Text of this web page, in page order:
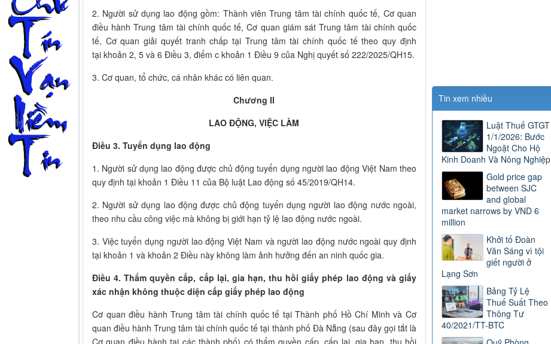
2. Người sử dụng lao động gồm: Thành viên Trung tâm tài chính quốc tế, Cơ quan
điều hành Trung tâm tài chính quốc tế, Cơ quan giám sát Trung tâm tài chính quốc
tế, Cơ quan giải quyết tranh chấp tại Trung tâm tài chính quốc tế theo quy định
tại khoản 2, 5 và 6 Điều 3, điểm c khoản 1 Điều 9 của Nghị quyết số 222/2025/QH15.
3. Cơ quan, tổ chức, cá nhân khác có liên quan.
Chương II
LAO ĐỘNG, VIỆC LÀM
Điều 3. Tuyển dụng lao động
1. Người sử dụng lao động được chủ động tuyển dụng người lao động Việt Nam theo
quy định tại khoản 1 Điều 11 của Bộ luật Lao động số 45/2019/QH14.
2. Người sử dụng lao động được chủ động tuyển dụng người lao động nước ngoài,
theo nhu cầu công việc mà không bị giới hạn tỷ lệ lao động nước ngoài.
3. Việc tuyển dụng người lao động Việt Nam và người lao động nước ngoài quy định
tại khoản 1 và khoản 2 Điều này không làm ảnh hưởng đến an ninh quốc gia.
Điều 4. Thẩm quyền cấp, cấp lại, gia hạn, thu hồi giấy phép lao động và giấy
xác nhận không thuộc diện cấp giấy phép lao động
Cơ quan điều hành Trung tâm tài chính quốc tế tại Thành phố Hồ Chí Minh và Cơ
quan điều hành Trung tâm tài chính quốc tế tại thành phố Đà Nẵng (sau đây gọi tắt là
Cơ quan điều hành tại các thành phố) có thẩm quyền cấp, cấp lại, gia hạn, thu hồi
Tin xem nhiều
Luật Thuế GTGT
1/1/2026: Bước
Ngoặt Cho Hộ
Kinh Doanh Và Nông Nghiệp
Gold price gap
between SJC
and global
market narrows by VND 6
million
Khởi tố Đoàn
Văn Sáng vì tội
giết người ở
Lạng Sơn
Bảng Tỷ Lệ
Thuế Suất Theo
Thông Tư
40/2021/TT-BTC